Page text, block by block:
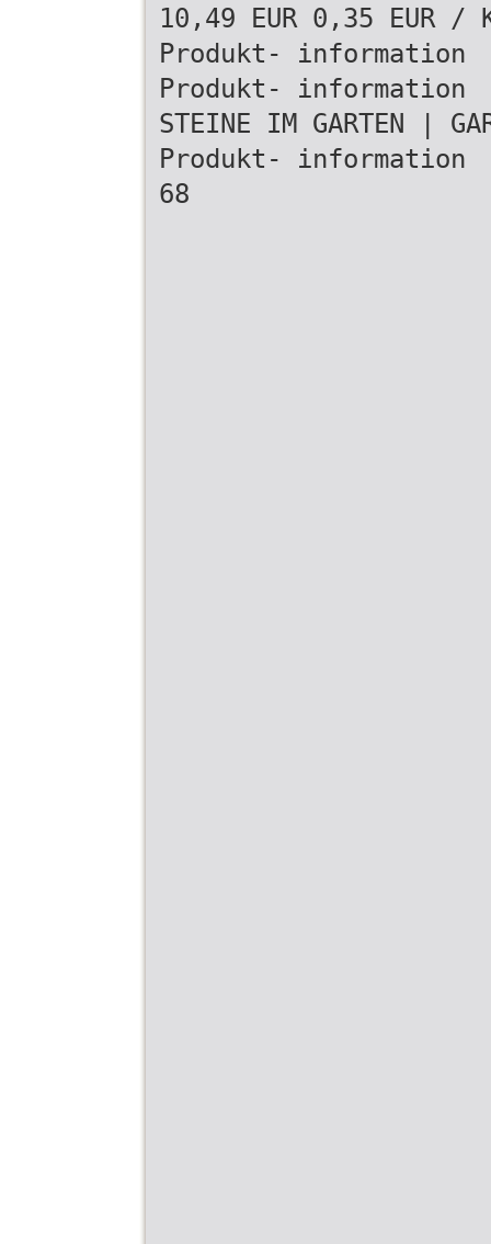
10,49 EUR 0,35 EUR /
Produkt- information
Produkt- information
STEINE IM GARTEN |
Produkt- information
68